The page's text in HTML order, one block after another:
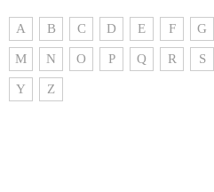
A B C D E F G
M N O P Q R S
Y Z